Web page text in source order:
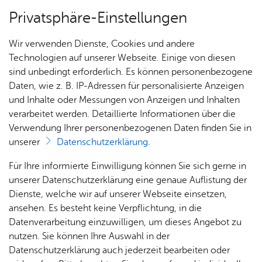
Über­sicht Bür­ger & Stadt
Rat­
haus &
Bür­
ger­
ser­vice
Rat­
häu­ser
Nach­
rich­
ten,
Vi­de­os
& Bil­
der
Me­di­
Jobs
Stel­
len­an­
ge­bo­te
Aus­bil­
dung &
Stu­di­
Bauen
& Um­
welt
Geo­
da­ten
Ge­
sund­
heit &
kum
Dienst­leis­tun­gen A–Z
Vor­le­sen
Tren­nungs­un­ter­halt be­an­tra­
gen
Sind Sie noch verheiratet, leben aber getrennt? Dann kann
die eine Person von der anderen bereits vor der Scheidung
einen angemessenen Unterhalt verlangen.
Privatsphäre-Einstellungen
Wir verwenden Dienste, Cookies und andere
Technologien auf unserer Webseite. Einige von diesen
sind unbedingt erforderlich. Es können personenbezogene
Daten, wie z. B. IP-Adressen für personalisierte Anzeigen
und Inhalte oder Messungen von Anzeigen und Inhalten
verarbeitet werden. Detaillierte Informationen über die
Verwendung Ihrer personenbezogenen Daten finden Sie in
unserer
Datenschutzerklärung.
Für Ihre informierte Einwilligung können Sie sich gerne in
unserer Datenschutzerklärung eine genaue Auflistung der
Dienste, welche wir auf unserer Webseite einsetzen,
ansehen. Es besteht keine Verpflichtung, in die
Datenverarbeitung einzuwilligen, um dieses Angebot zu
nutzen. Sie können Ihre Auswahl in der
Datenschutzerklärung auch jederzeit bearbeiten oder